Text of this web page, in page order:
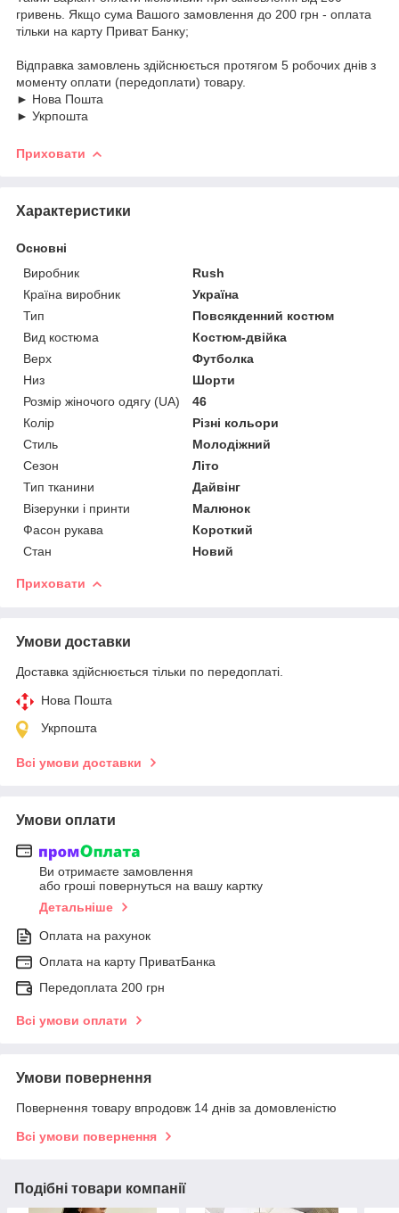
гривень. Якщо сума Вашого замовлення до 200 грн - оплата
тільки на карту Приват Банку;
Відправка замовлень здійснюється протягом 5 робочих днів з
моменту оплати (передоплати) товару.
► Нова Пошта
► Укрпошта
Приховати
Характеристики
Основні
Виробник
Rush
Країна виробник
Україна
Тип
Повсякденний костюм
Вид костюма
Костюм-двійка
Верх
Футболка
Низ
Шорти
Розмір жіночого одягу (UA)
46
Колір
Різні кольори
Стиль
Молодіжний
Сезон
Літо
Тип тканини
Дайвінг
Візерунки і принти
Малюнок
Фасон рукава
Короткий
Стан
Новий
Приховати
Умови доставки
Доставка здійснюється тільки по передоплаті.
Нова Пошта
Укрпошта
Всі умови доставки
Умови оплати
Ви отримаєте замовлення
або гроші повернуться на вашу картку
Детальніше
Оплата на рахунок
Оплата на карту ПриватБанка
Передоплата 200 грн
Всі умови оплати
Умови повернення
Повернення товару впродовж 14 днів за домовленістю
Всі умови повернення
Подібні товари компанії